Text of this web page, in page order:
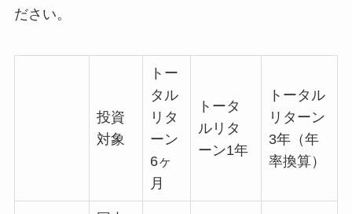
ださい。
投資
対象
トー
タル
リタ
ーン
6ヶ
月
トータ
ルリタ
ーン1年
トータル
リターン
3年（年
率換算）